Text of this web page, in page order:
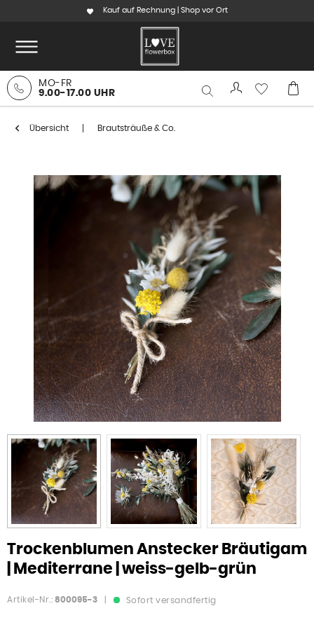
Kauf auf Rechnung | Shop vor Ort
MO-FR
9.00-17.00 UHR
Übersicht Brautsträuße & Co.
Trockenblumen Anstecker Bräutigam
| Mediterrane | weiss-gelb-grün
Artikel-Nr.: 800095-3 Sofort versandfertig